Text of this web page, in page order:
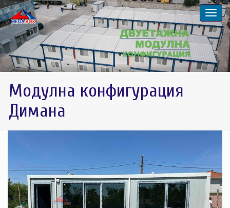
Модулна конфигурация
Димана